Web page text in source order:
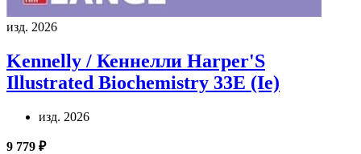
изд. 2026
Kennelly / Кеннелли Harper'S
Illustrated Biochemistry 33E (Ie)
изд. 2026
9 779 ₽